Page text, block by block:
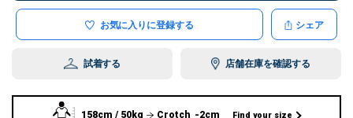
お気に入りに登録する シェア
試着する 店舗在庫を確認する
158cm / 50kg Crotch -2cm Find your size